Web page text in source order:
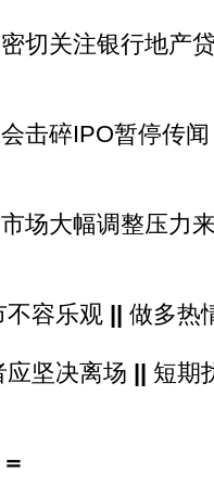
关注银行地产
击碎IPO暂停传
场大幅调整压力
容乐观 || 做多热
坚决离场 || 短期